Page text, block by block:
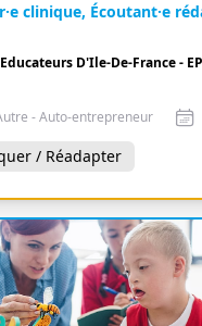
clinique, Écoutant·e
D'Ile-De-France -
- Auto-entrepreneur
/ Réadapter